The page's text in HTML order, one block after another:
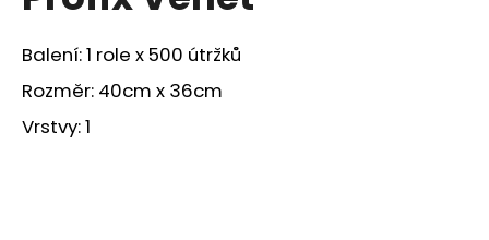
z
5
hvězdiček.
Balení: 1 role x 500 útržků
Rozměr: 40cm x 36cm
Vrstvy: 1
j
í
t
?